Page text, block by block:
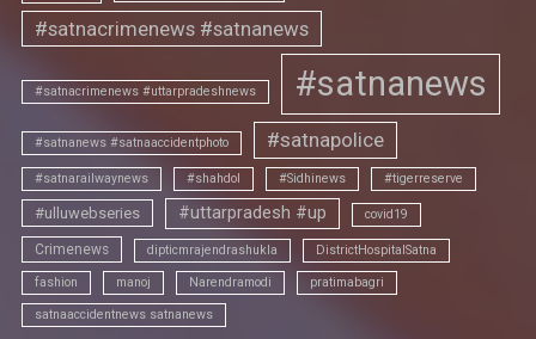
#satnacrimenews #satnanews
#satnacrimenews #uttarpradeshnews #satnanews
#satnanews #satnaaccidentphoto #satnapolice
#satnarailwaynews #shahdol #Sidhinews #tigerreserve
#ulluwebseries #uttarpradesh #up covid19
Crimenews dipticmrajendrashukla DistrictHospitalSatna
fashion manoj Narendramodi pratimabagri
satnaaccidentnews satnanews